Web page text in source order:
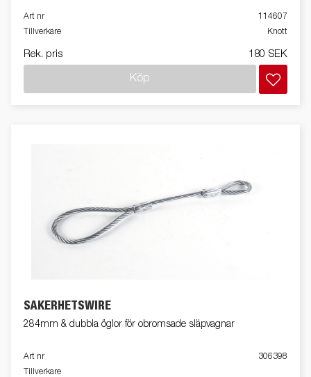
Art nr
114607
Tillverkare
Knott
Rek. pris 180 SEK
Köp
SÄKERHETSWIRE
284mm & dubbla öglor för obromsade släpvagnar
Art nr
306398
Tillverkare